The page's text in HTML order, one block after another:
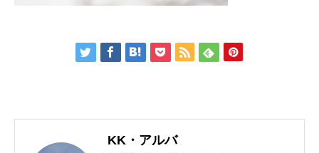
KK・アルバ